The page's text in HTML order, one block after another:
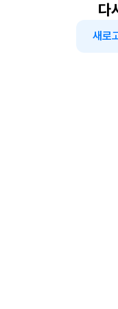
다
새로